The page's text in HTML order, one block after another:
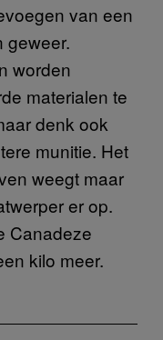
van een
geweer.
worden
materialen te
denk ook
munitie. Het
weegt maar
er op.
Canadeze
kilo meer.